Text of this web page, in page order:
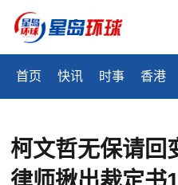
首页 快讯 时事 香港
柯文哲无保请回